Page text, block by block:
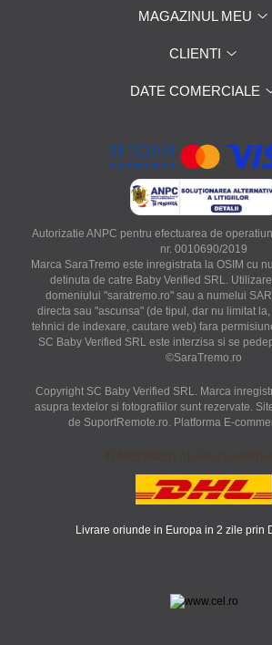
MAGAZINUL MEU
CLIENTI
DATE COMERCIALE
Autorizatie ANPC pentru efectuarea de
nr. 0010690/2019
Marca SaraTremo este inregistrata la OSIM cu
detinuta de catre Baby Verified SRL.
domeniului "saratremo.ro" sau a numelui
directa sau "ascunsa" (de tipul, dar nu limitat
tehnici de indexare, cautare web) fara
SC Baby Verified SRL este interzisa si se
©SaraTremo.ro
Copyright SC Baby Verified SRL. Marca
asupra textelor si fotografiilor sunt rezervate.
de SuportRemote.ro. Platforma E-
Livrare oriunde in Europa in 2 zile prin